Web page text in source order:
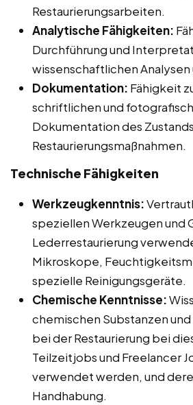
Restaurierungsarbeiten.
Analytische Fähigkeiten:
Durchführung und
wissenschaftlichen Analysen
Dokumentation: Fähigkeit
schriftlichen und
Dokumentation des
Restaurierungsmaßnahmen.
Technische Fähigkeiten
Werkzeugkenntnis:
speziellen Werkzeugen und
Lederrestaurierung
Mikroskope,
spezielle Reinigungsgeräte.
Chemische Kenntnisse:
chemischen Substanzen
bei der Restaurierung bei
Teilzeitjobs und Freelancer
verwendet werden, und
Handhabung.